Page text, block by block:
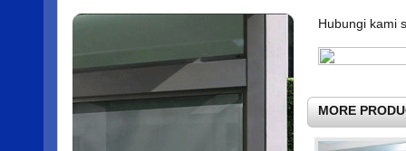
Hubungi kami
MORE